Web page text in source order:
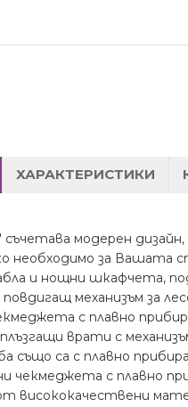
ХАРАКТЕРИСТИКИ
модерен
необходимо за Вашата
и нощни шкафчета,
механизъм за
с плавно
врати с
също са с плавно
с плавно
висококачествени